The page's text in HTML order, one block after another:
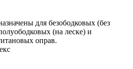
для безободковых (без
(на леске) и
оправ.